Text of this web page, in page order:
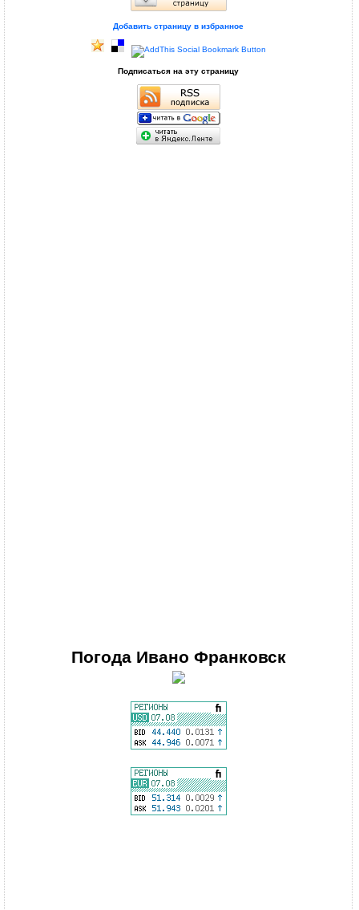
Добавить страницу в избранное
Подписаться на эту страницу
Погода Ивано Франковск